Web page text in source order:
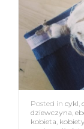
Posted in cykl,
dziewczyna,
kobieta,